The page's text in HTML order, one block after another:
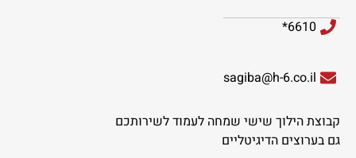
6610*
sagiba@h-6.co.il
קבוצת הילוך שישי שמחה לעמוד לשירותכם
גם בערוצים הדיגיטליים